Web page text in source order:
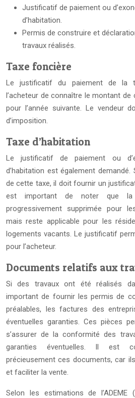
Justificatif de paiement ou
d’habitation.
Permis de construire et
travaux réalisés.
Taxe foncière
Le justificatif du paiement de la
l’acheteur de connaître le montant de
pour l’année suivante. Le vendeur
d’imposition.
Taxe d’habitation
Le justificatif de paiement ou
d’habitation est également
de cette taxe, il doit fournir un
est important de noter que la
progressivement supprimée pour
mais reste applicable pour les
logements vacants. Le justificatif
pour l’acheteur.
Documents relatifs aux
Si des travaux ont été réalisés
important de fournir les permis de
préalables, les factures des
éventuelles garanties. Ces pièces
s’assurer de la conformité des
garanties éventuelles. Il est
précieusement ces documents, car
et faciliter la vente.
Selon les estimations de